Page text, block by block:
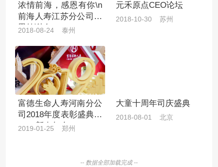
浓情前海，感恩有你\n
前海人寿江苏分公司感
恩答谢会
2018-08-24 泰州
元禾原点CEO论坛
2018-10-30 苏州
富德生命人寿河南分公
司2018年度表彰盛典暨
2019新春年会
2019-01-25 郑州
大童十周年司庆盛典
2018-08-01 北京
-- 数据全部加载完成 --